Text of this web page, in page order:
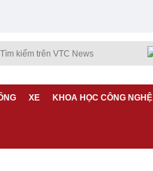
XE KHOA HỌC CÔNG NGHỆ